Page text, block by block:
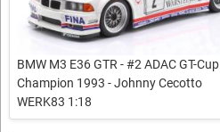
BMW M3 E36 GTR - #2 ADAC GT-Cup
Champion 1993 - Johnny Cecotto
WERK83 1:18